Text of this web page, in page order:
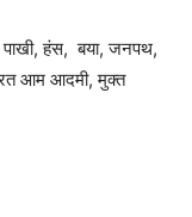
पाखी, हंस, बया, जनपथ,
आम आदमी, मुक्त